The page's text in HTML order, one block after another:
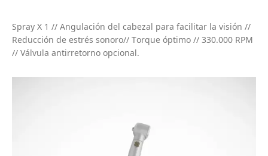
Spray X 1 // Angulación del cabezal para facilitar la visión //
Reducción de estrés sonoro// Torque óptimo // 330.000 RPM
// Válvula antirretorno opcional.